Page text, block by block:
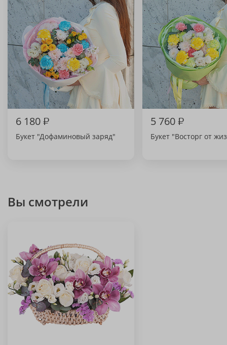
6 180₽
Букет "Дофаминовый заряд"
5 760₽
Букет "Восторг от
Вы смотрели